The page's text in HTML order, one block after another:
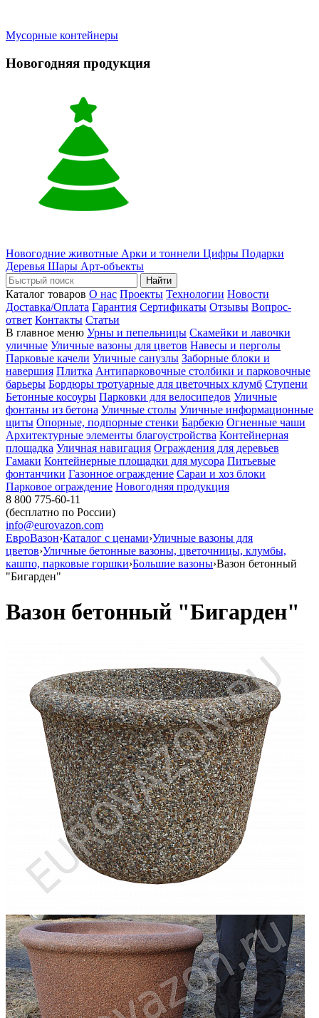
Мусорные контейнеры
Новогодняя продукция
Новогодние животные Арки и тоннели Цифры Подарки
Деревья Шары Арт-объекты
Найти
Каталог товаров О нас Проекты Технологии Новости
Доставка/Оплата Гарантия Сертификаты Отзывы Вопрос-
ответ Контакты Статьи
В главное меню Урны и пепельницы Скамейки и лавочки
уличные Уличные вазоны для цветов Навесы и перголы
Парковые качели Уличные санузлы Заборные блоки и
навершия Плитка Антипарковочные столбики и парковочные
барьеры Бордюры тротуарные для цветочных клумб Ступени
Бетонные косоуры Парковки для велосипедов Уличные
фонтаны из бетона Уличные столы Уличные информационные
щиты Опорные, подпорные стенки Барбекю Огненные чаши
Архитектурные элементы благоустройства Контейнерная
площадка Уличная навигация Ограждения для деревьев
Гамаки Контейнерные площадки для мусора Питьевые
фонтанчики Газонное ограждение Сараи и хоз блоки
Парковое ограждение Новогодняя продукция
8 800 775-60-11
(бесплатно по России)
info@eurovazon.com
ЕвроВазон›Каталог с ценами›Уличные вазоны для
цветов›Уличные бетонные вазоны, цветочницы, клумбы,
кашпо, парковые горшки›Большие вазоны›Вазон бетонный
"Бигарден"
Вазон бетонный "Бигарден"